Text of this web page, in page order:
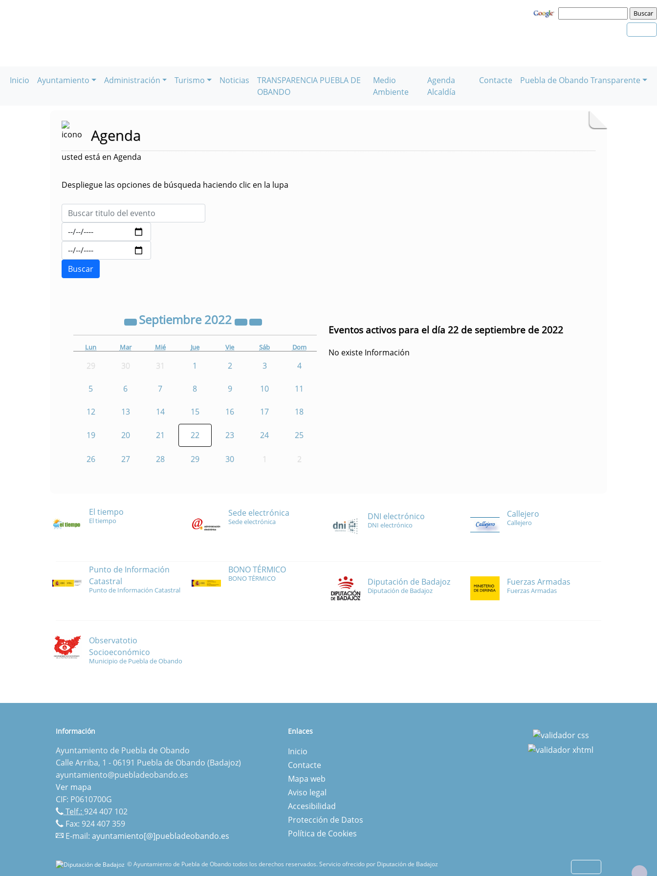
Inicio Ayuntamiento Administración Turismo Noticias
TRANSPARENCIA PUEBLA DE
OBANDO
Medio
Ambiente
Agenda
Alcaldía
Contacte Puebla de Obando Transparente
Agenda
usted está en Agenda
Despliegue las opciones de búsqueda haciendo clic en la lupa
Septiembre2022
Lun Mar Mié Jue Vie Sáb Dom
29 30 31 1 2 3 4
5 6 7 8 9 10 11
12 13 14 15 16 17 18
19 20 21 22 23 24 25
26 27 28 29 30 1 2
Eventos activos para el día 22 de septiembre de 2022
No existe Información
El tiempo
El tiempo
Sede electrónica
Sede electrónica DNI electrónico
DNI electrónico
Callejero
Callejero
Punto de Información
Catastral
Punto de Información Catastral
BONO TÉRMICO
BONO TÉRMICO Diputación de Badajoz
Diputación de Badajoz
Fuerzas Armadas
Fuerzas Armadas
Observatotio
Socioeconómico
Municipio de Puebla de Obando
Información
Ayuntamiento de Puebla de Obando
Calle Arriba, 1 - 06191 Puebla de Obando (Badajoz)
ayuntamiento@puebladeobando.es
Ver mapa
CIF: P0610700G
Telf.:924 407 102
Fax: 924 407 359
E-mail: ayuntamiento[@]puebladeobando.es
Enlaces
Inicio
Contacte
Mapa web
Aviso legal
Accesibilidad
Protección de Datos
Política de Cookies
© Ayuntamiento de Puebla de Obando todos los derechos reservados.Servicio ofrecido por Diputación de Badajoz